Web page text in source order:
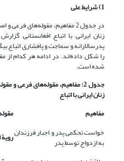
1) شرایط علی
در جدول 2 مفاهیم، مقوله‌های
زنان ایرانی با اتباع افغانستانی
پدرسالارانه و سماجت و پافشاری اتباع
را شکل داده‌اند. در ادامه هر کدام از
شده است.
جدول 2: مفاهیم، مقوله‌های فرعی و
زنان ایرانی با اتباع
مفاهیم
خواست تحکمی پدر و اجبار فرزندان
به ازدواج توسط پدر